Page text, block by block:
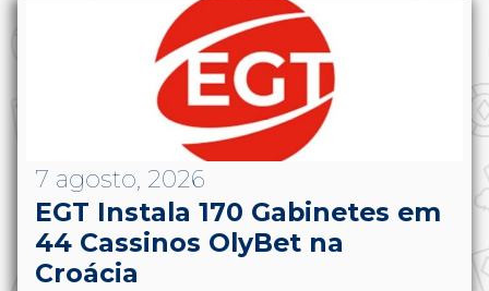
7 agosto, 2026
EGT Instala 170 Gabinetes em
44 Cassinos OlyBet na
Croácia